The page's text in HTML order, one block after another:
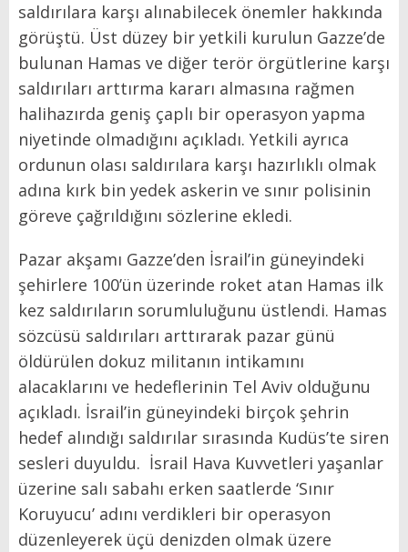
saldırılara karşı alınabilecek önemler hakkında
görüştü. Üst düzey bir yetkili kurulun Gazze’de
bulunan Hamas ve diğer terör örgütlerine karşı
saldırıları arttırma kararı almasına rağmen
halihazırda geniş çaplı bir operasyon yapma
niyetinde olmadığını açıkladı. Yetkili ayrıca
ordunun olası saldırılara karşı hazırlıklı olmak
adına kırk bin yedek askerin ve sınır polisinin
göreve çağrıldığını sözlerine ekledi.
Pazar akşamı Gazze’den İsrail’in güneyindeki
şehirlere 100’ün üzerinde roket atan Hamas ilk
kez saldırıların sorumluluğunu üstlendi. Hamas
sözcüsü saldırıları arttırarak pazar günü
öldürülen dokuz militanın intikamını
alacaklarını ve hedeflerinin Tel Aviv olduğunu
açıkladı. İsrail’in güneyindeki birçok şehrin
hedef alındığı saldırılar sırasında Kudüs’te siren
sesleri duyuldu. İsrail Hava Kuvvetleri yaşanlar
üzerine salı sabahı erken saatlerde ‘Sınır
Koruyucu’ adını verdikleri bir operasyon
düzenleyerek üçü denizden olmak üzere